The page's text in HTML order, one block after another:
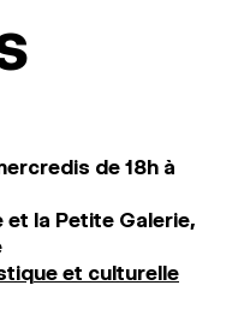
de 18h à
et la Petite Galerie,
et culturelle